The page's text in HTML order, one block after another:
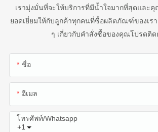
เรามุ่งมั่นที่จะให้บริการที่มีน้ำใจมากที่สุดและ
ยอดเยี่ยมให้กับลูกค้าทุกคนที่ซื้อผลิตภัณฑ์ของเร
ๆ เกี่ยวกับคำสั่งซื้อของคุณโปรดติด
ชื่อ
อีเมล
+1
โทรศัพท์/whatsapp